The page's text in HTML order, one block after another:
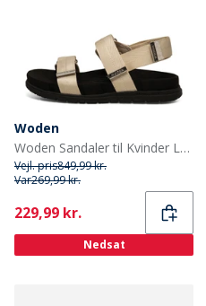
Woden
Woden Sandaler til Kvinder Louisa 813 Elfenben
Vejl. pris849,99 kr.
Var269,99 kr.
Current
229,99 kr.
Nedsat